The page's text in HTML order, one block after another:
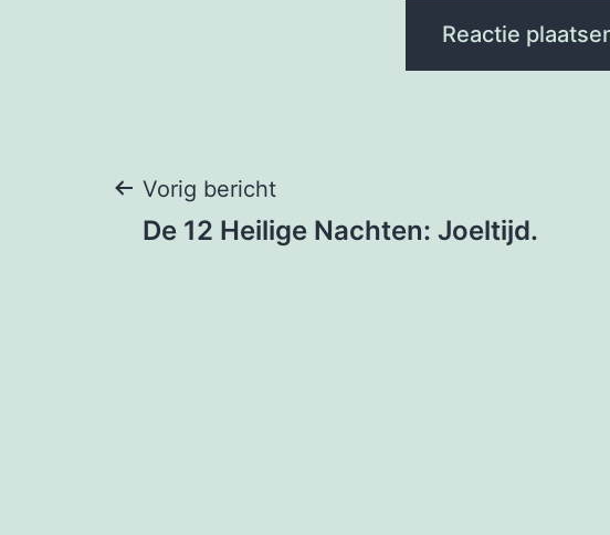
Berichtnavigatie
Vorig bericht
De 12 Heilige Nachten: Joeltijd.